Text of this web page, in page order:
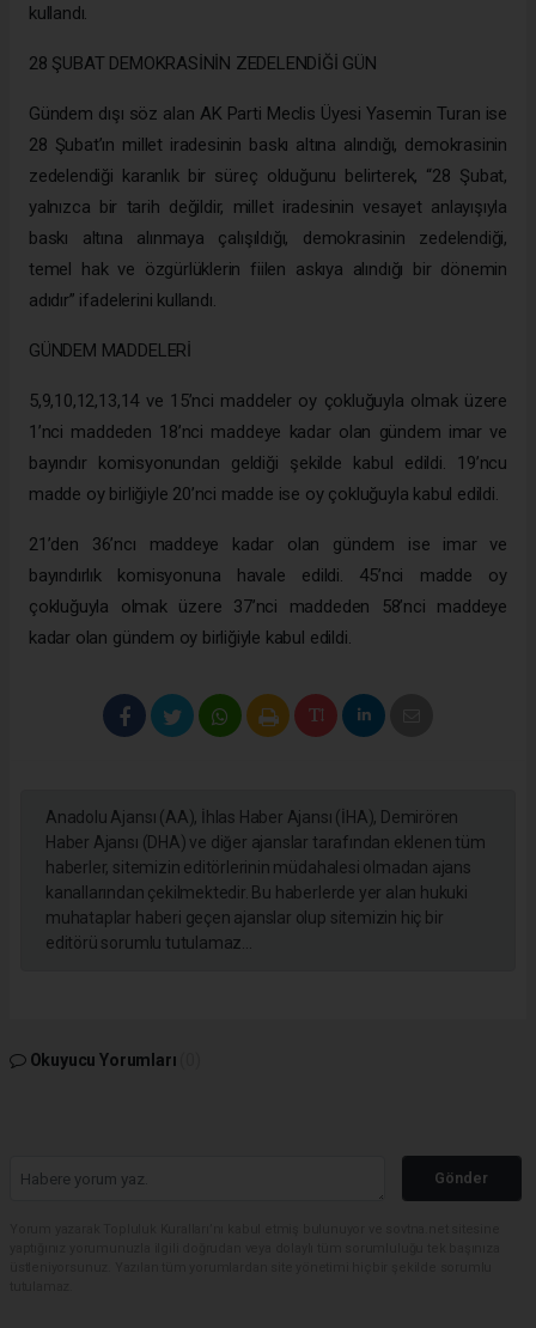
kullandı.
28 ŞUBAT DEMOKRASİNİN ZEDELENDİĞİ GÜN
Gündem dışı söz alan AK Parti Meclis Üyesi Yasemin Turan ise
28 Şubat’ın millet iradesinin baskı altına alındığı, demokrasinin
zedelendiği karanlık bir süreç olduğunu belirterek, “28 Şubat,
yalnızca bir tarih değildir, millet iradesinin vesayet anlayışıyla
baskı altına alınmaya çalışıldığı, demokrasinin zedelendiği,
temel hak ve özgürlüklerin fiilen askıya alındığı bir dönemin
adıdır” ifadelerini kullandı.
GÜNDEM MADDELERİ
5,9,10,12,13,14 ve 15’nci maddeler oy çokluğuyla olmak üzere
1’nci maddeden 18’nci maddeye kadar olan gündem imar ve
bayındır komisyonundan geldiği şekilde kabul edildi. 19’ncu
madde oy birliğiyle 20’nci madde ise oy çokluğuyla kabul edildi.
21’den 36’ncı maddeye kadar olan gündem ise imar ve
bayındırlık komisyonuna havale edildi. 45’nci madde oy
çokluğuyla olmak üzere 37’nci maddeden 58’nci maddeye
kadar olan gündem oy birliğiyle kabul edildi.
Anadolu Ajansı (AA), İhlas Haber Ajansı (İHA), Demirören
Haber Ajansı (DHA) ve diğer ajanslar tarafından eklenen tüm
haberler, sitemizin editörlerinin müdahalesi olmadan ajans
kanallarından çekilmektedir. Bu haberlerde yer alan hukuki
muhataplar haberi geçen ajanslar olup sitemizin hiç bir
editörü sorumlu tutulamaz...
Okuyucu Yorumları
Gönder